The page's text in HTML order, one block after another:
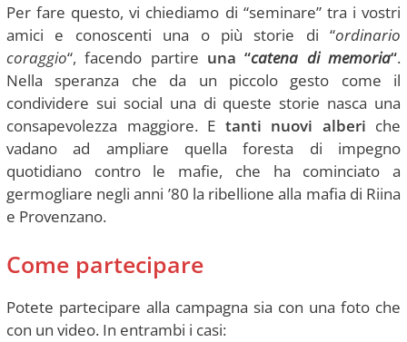
Per fare questo, vi chiediamo di “seminare” tra i vostri
amici e conoscenti una o più storie di “ordinario
coraggio“, facendo partire una “catena di memoria“.
Nella speranza che da un piccolo gesto come il
condividere sui social una di queste storie nasca una
consapevolezza maggiore. E tanti nuovi alberi che
vadano ad ampliare quella foresta di impegno
quotidiano contro le mafie, che ha cominciato a
germogliare negli anni ’80 la ribellione alla mafia di Riina
e Provenzano.
Come partecipare
Potete partecipare alla campagna sia con una foto che
con un video. In entrambi i casi: